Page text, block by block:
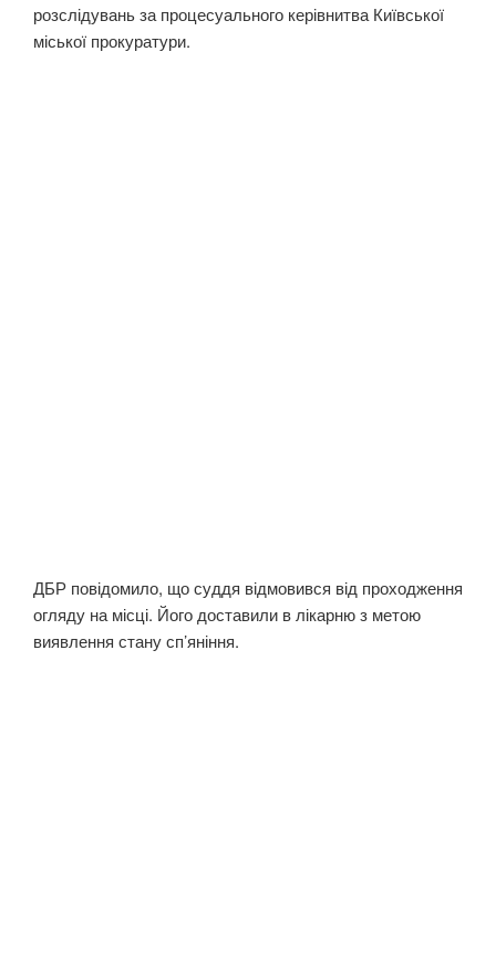
розслідувань за процесуального керівнитва Київської
міської прокуратури.
ДБР повідомило, що суддя відмовився від проходження
огляду на місці. Його доставили в лікарню з метою
виявлення стану сп’яніння.